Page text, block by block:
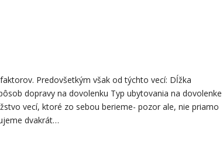
Predovšetkým však od týchto vecí: Dĺžka
dopravy na dovolenku Typ ubytovania na dovolenke
vecí, ktoré zo sebou berieme- pozor ale, nie priamo
dvakrát…